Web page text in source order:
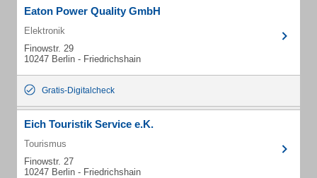
Eaton Power Quality GmbH
Elektronik
Finowstr. 29
10247 Berlin - Friedrichshain
Gratis-Digitalcheck
Eich Touristik Service e.K.
Tourismus
Finowstr. 27
10247 Berlin - Friedrichshain